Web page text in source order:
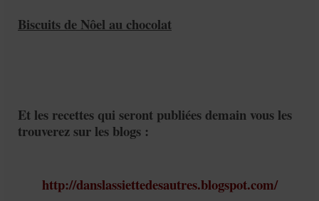
Biscuits de Nôel au chocolat
Et les recettes qui seront publiées demain vous les
trouverez sur les blogs :
http://danslassiettedesautres.blogspot.com/